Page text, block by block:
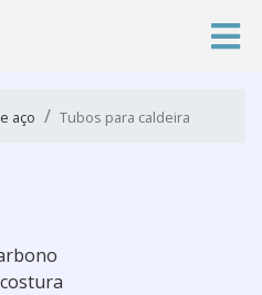
aço Tubos para caldeira